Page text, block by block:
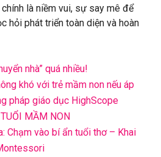
là niềm vui, sự say mê để
hỏi phát triển toàn diện và hoàn
nhà” quá nhiều!
khó với trẻ mầm non nếu áp
pháp giáo dục HighScope
MẦM NON
Chạm vào bí ẩn tuổi thơ – Khai